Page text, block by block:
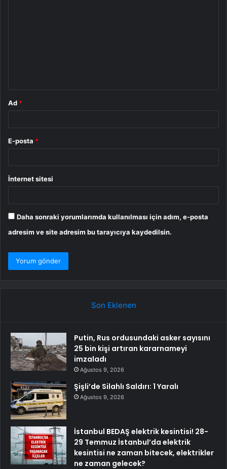
Ad *
E-posta *
İnternet sitesi
Daha sonraki yorumlarımda kullanılması için adım, e-posta
adresim ve site adresim bu tarayıcıya kaydedilsin.
Son Eklenen
Putin, Rus ordusundaki asker sayısını
25 bin kişi artıran kararnameyi
imzaladı
Ağustos 9, 2026
Şişli’de Silahlı Saldırı: 1 Yaralı
Ağustos 9, 2026
İstanbul BEDAŞ elektrik kesintisi! 28-
29 Temmuz İstanbul’da elektrik
kesintisi ne zaman bitecek, elektrikler
ne zaman gelecek?